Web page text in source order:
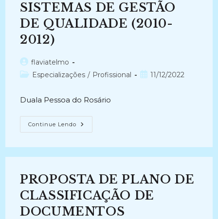
Brasileira
(2009-
2010)
SISTEMAS DE GESTÃO
DE QUALIDADE (2010-
2012)
Autor
do
flaviatelmo
Categoria
Especializações / Profissional
Post11/12/2022
Duala Pessoa do Rosário
Continue Lendo A
RELAÇÃO
DE
OS
SISTEMAS
DE
GESTÃO
DE
QUALIDADE
PROPOSTA DE PLANO DE
CLASSIFICAÇÃO DE
DOCUMENTOS